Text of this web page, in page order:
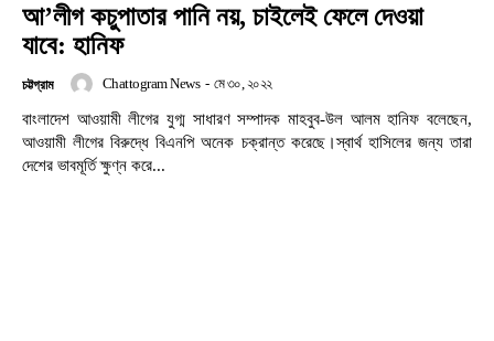
আ’লীগ কচুপাতার পানি নয়, চাইলেই ফেলে দেওয়া
যাবে: হানিফ
চট্টগ্রাম Chattogram News - মে ৩০, ২০২২
বাংলাদেশ আওয়ামী লীগের যুগ্ম সাধারণ সম্পাদক মাহবুব-উল আলম হানিফ বলেছেন,
আওয়ামী লীগের বিরুদ্ধে বিএনপি অনেক চক্রান্ত করেছে।স্বার্থ হাসিলের জন্য তারা
দেশের ভাবমূর্তি ক্ষুণ্ন করে...